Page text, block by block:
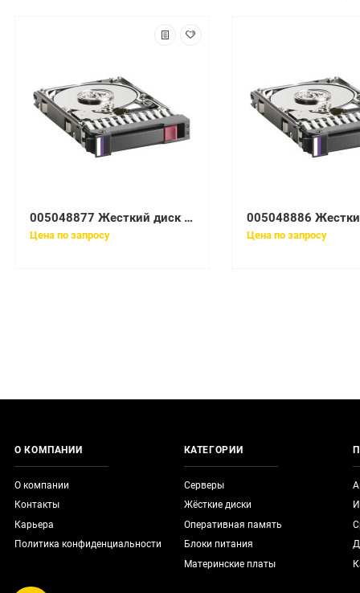
005048877 Жесткий диск EMC 005048877
Цена по запросу Цена по запросу
О КОМПАНИИ
О компании
Контакты
Карьера
Политика конфиденциальности
КАТЕГОРИИ
Серверы
Жёсткие диски
Оперативная память
Блоки питания
Материнские платы